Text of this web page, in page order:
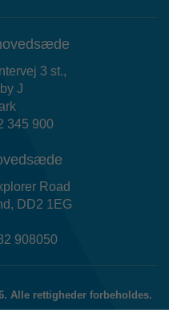
3 st.,
J
345 900
Road
DD2 1EG
908050
Alle rettigheder forbeholdes.